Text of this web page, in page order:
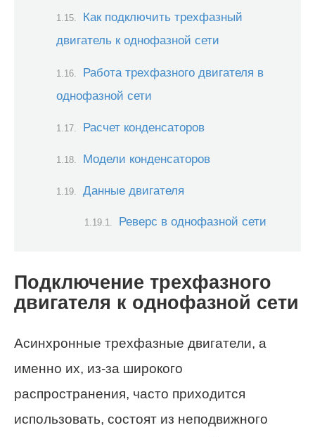
Как подключить трехфазный
двигатель к однофазной сети
Работа трехфазного двигателя в
однофазной сети
Расчет конденсаторов
Модели конденсаторов
Данные двигателя
Реверс в однофазной сети
Подключение трехфазного
двигателя к однофазной сети
Асинхронные трехфазные двигатели, а
именно их, из-за широкого
распространения, часто приходится
использовать, состоят из неподвижного